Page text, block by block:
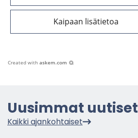
Kaipaan lisätietoa
Created with askem.com
Uusim­mat uu­ti­set
Kaik­ki ajan­koh­tai­set